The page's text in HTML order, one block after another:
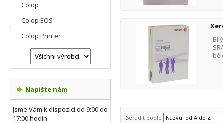
Colop
Colop EOS
Colop Printer
Napište nám
Jsme Vám k dispozici od 9:00 do
17:00 hodin
Seřadit podle